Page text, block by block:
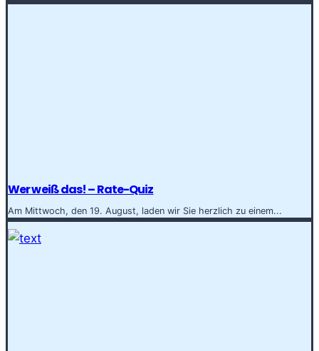
Wer weiß das! – Rate-Quiz
Am Mittwoch, den 19. August, laden wir Sie herzlich zu einem...